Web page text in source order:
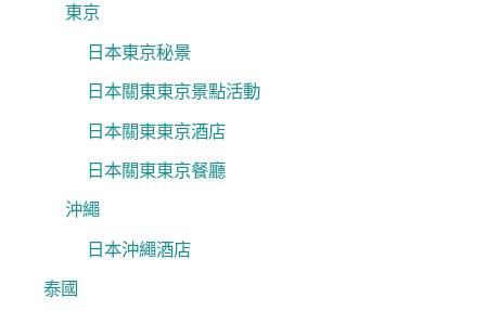
東京
日本東京秘景
日本關東東京景點活動
日本關東東京酒店
日本關東東京餐廳
沖繩
日本沖繩酒店
泰國